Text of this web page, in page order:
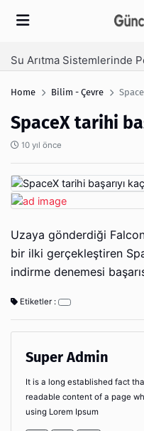
önce
Home Bilim - Çevre
SpaceX tarihi
10 yıl önce
Uzaya gönderdiği
bir ilki gerçekleştiren
indirme denemesi
Etiketler :
Super Admin
It is a long established fact
readable content of a page
using Lorem Ipsum